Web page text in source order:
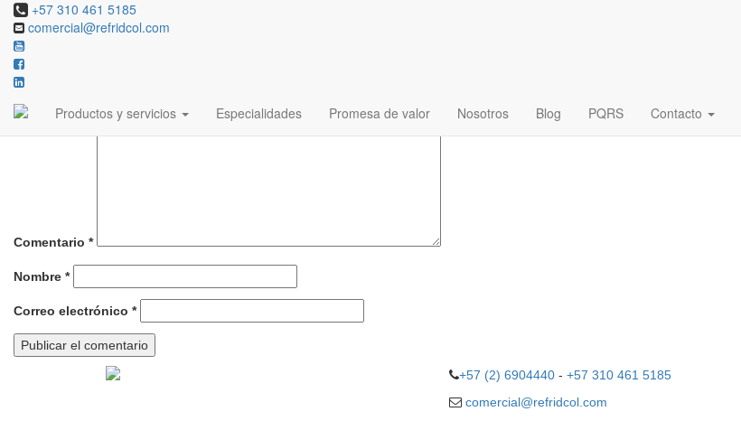
+57 310 461 5185
comercial@refridcol.com
Productos y servicios Especialidades Promesa de valor Nosotros Blog PQRS Contacto
Deja una respuesta
Tu dirección de correo electrónico no será publicada.
Comentario *
Nombre *
Correo electrónico *
+57 (2) 6904440 - +57 310 461 5185
comercial@refridcol.com